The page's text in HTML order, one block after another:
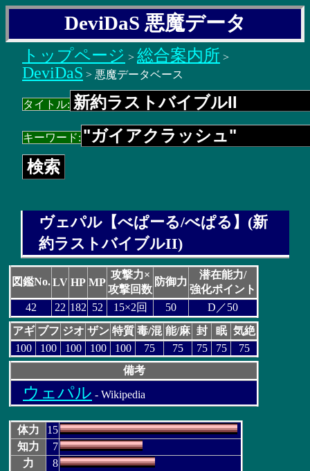
DeviDaS 悪魔データ
トップページ > 総合案内所 >
DeviDaS > 悪魔データベース
タイトル:
キーワード:
ヴェパル【べぱーる/べぱる】(新
約ラストバイブルII)
図鑑No.LV HP MP
攻撃力×
攻撃回数
防御力
潜在能力/
強化ポイント
42
22 182 52 15×2回 50
D／50
アギ ブフ ジオ ザン 特質 毒/混 能/麻 封 眠 気絶
100
100 100 100 100 75 75 75 75
75
備考
ウェパル - Wikipedia
体力
15
知力
7
力
8